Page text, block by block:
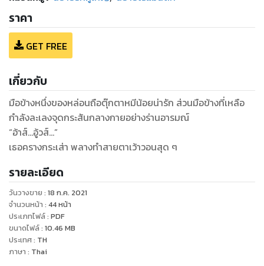
ราคา
GET FREE
เกี่ยวกับ
มือข้างหนึ่งของหล่อนถือตุ๊กตาหมีน้อยน่ารัก ส่วนมือข้างที่เหลือ
กำลังละเลงจุดกระสันกลางกายอย่างร่านอารมณ์
“อ้าส์...อู้วส์...”
เธอครางกระเส่า พลางทำสายตาเว้าวอนสุด ๆ
รายละเอียด
วันวางขาย : 18 ก.ค. 2021
จำนวนหน้า : 44หน้า
ประเภทไฟล์: PDF
ขนาดไฟล์: 10.46 MB
ประเทศ: TH
ภาษา : Thai